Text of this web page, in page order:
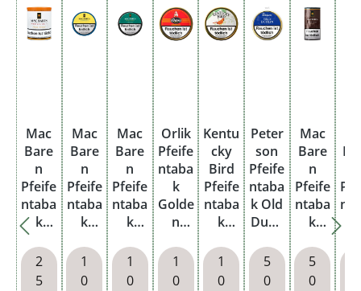
Mac
Bare
n
Pfeife
ntaba
k
Virgin
ia
No.1
2
5
Mac
Bare
n
Pfeife
ntaba
k
ony
Dose
1
0
Mac
Bare
n
Pfeife
ntaba
k
ton
Dose
1
0
Orlik
Pfeife
ntaba
k
Golde
n
Dose
1
0
Kentu
cky
Bird
Pfeife
ntaba
k
1
0
Peter
son
Pfeife
ntaba
k Old
Dubli
Dose
S
5
0
Mac
Bare
n
Pfeife
ntaba
k
Twist
Pouc
5
0